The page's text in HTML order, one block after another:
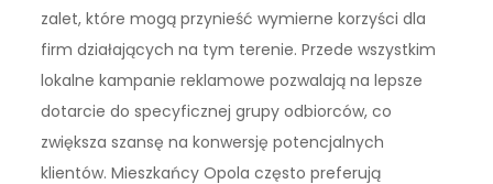
zalet, które mogą przynieść wymierne korzyści dla
firm działających na tym terenie. Przede wszystkim
lokalne kampanie reklamowe pozwalają na lepsze
dotarcie do specyficznej grupy odbiorców, co
zwiększa szansę na konwersję potencjalnych
klientów. Mieszkańcy Opola często preferują